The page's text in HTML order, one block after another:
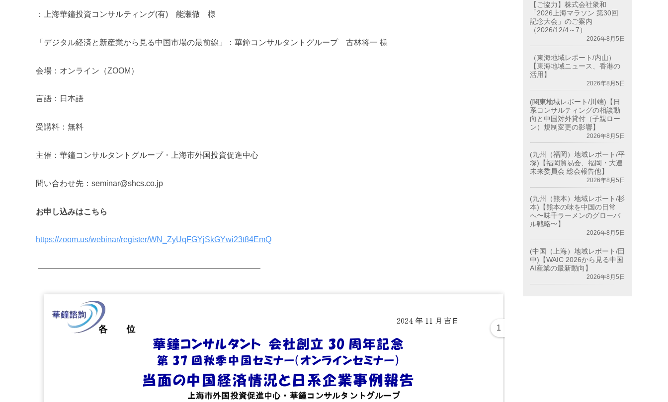
：上海華鐘投資コンサルティング(有) 能瀬徹 様
「デジタル経済と新産業から見る中国市場の最前線」：華鐘コンサルタントグループ 古林将一 様
会場：オンライン（ZOOM）
言語：日本語
受講料：無料
主催：華鐘コンサルタントグループ・上海市外国投資促進中心
問い合わせ先：seminar@shcs.co.jp
お申し込みはこちら
https://zoom.us/webinar/register/WN_ZyUqFGYjSkGYwi23t84EmQ
————————————————————————————
1
【ご協力】株式会社衆和
「2026上海マラソン 第30回
記念大会」のご案内
（2026/12/4～7）
2026年8月5日
（東海地域レポート/内山）
【東海地域ニュース、香港の
活用】
2026年8月5日
(関東地域レポート/川端)【日
系コンサルティングの相談動
向と中国対外貸付（子親ロー
ン）規制変更の影響】
2026年8月5日
(九州（福岡）地域レポート/平
塚)【福岡貿易会、福岡・大連
未来委員会 総会報告他】
2026年8月5日
(九州（熊本）地域レポート/杉
本)【熊本の味を中国の日常
へ〜味千ラーメンのグローバ
ル戦略〜】
2026年8月5日
(中国（上海）地域レポート/田
中)【WAIC 2026から見る中国
AI産業の最新動向】
2026年8月5日